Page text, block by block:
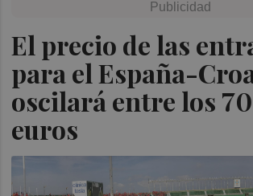
El precio de las
para el España-
oscilará entre los
euros